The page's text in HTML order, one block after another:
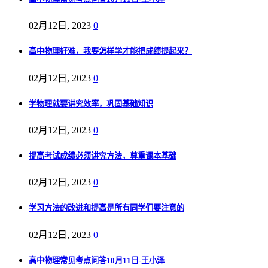
02月12日, 2023 0
高中物理好难，我要怎样学才能把成绩提起来？
02月12日, 2023 0
学物理就要讲究效率，巩固基础知识
02月12日, 2023 0
提高考试成绩必须讲究方法，尊重课本基础
02月12日, 2023 0
学习方法的改进和提高是所有同学们要注意的
02月12日, 2023 0
高中物理常见考点问答10月11日-王小泽